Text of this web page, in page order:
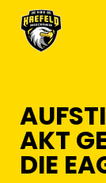
AKT
DIE